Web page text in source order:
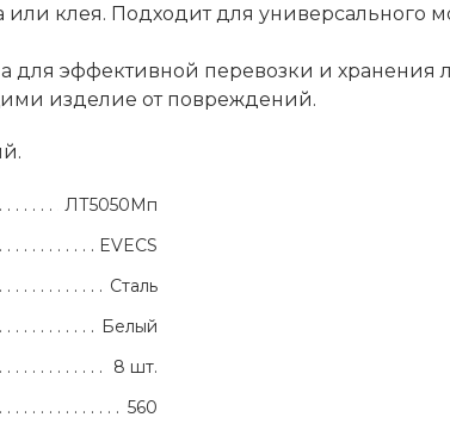
клея. Подходит для универсального
для эффективной перевозки и
изделие от повреждений.
ЛТ5050Мп
EVECS
Сталь
Белый
8 шт.
560